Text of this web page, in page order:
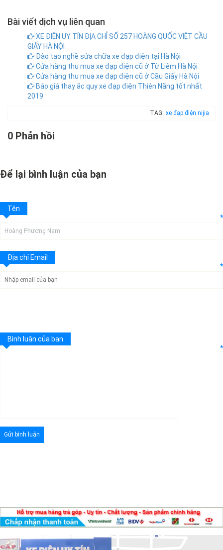
Bài viết dịch vụ liên quan
XE ĐIỆN UY TÍN ĐỊA CHỈ SỐ 257 HOÀNG QUỐC VIỆT CẦU
GIẤY HÀ NỘI
Đào tạo nghề sửa chữa xe đạp điện tại Hà Nội
Cửa hàng thu mua xe đạp điện cũ ở Từ Liêm Hà Nội
Cửa hàng thu mua xe đạp điện cũ ở Cầu Giấy Hà Nội
Báo giá thay ắc quy xe đạp điện Thiên Năng tốt nhất
2019
TAG: xe đạp điện nijia
0 Phản hồi
Để lại bình luận của bạn
Tên
*
Địa chỉ Email
*
Bình luận của bạn
*